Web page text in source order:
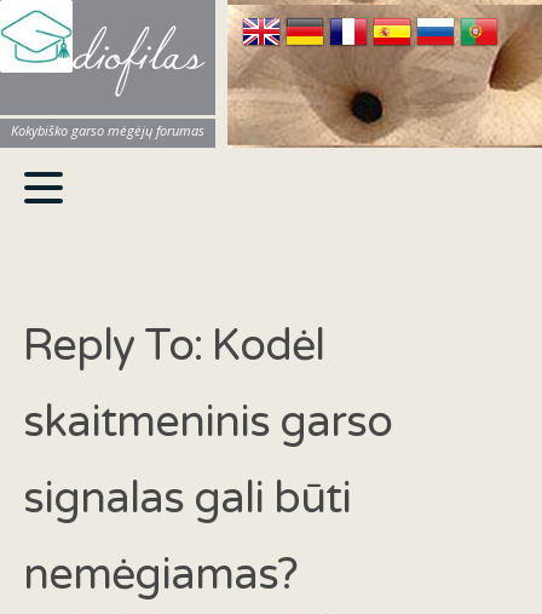
Audiofilas
Kokybiško garso mėgėjų forumas
Reply To: Kodėl
skaitmeninis garso
signalas gali būti
nemėgiamas?